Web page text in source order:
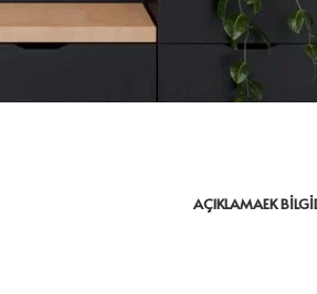
AÇIKLAMAEK BILGI